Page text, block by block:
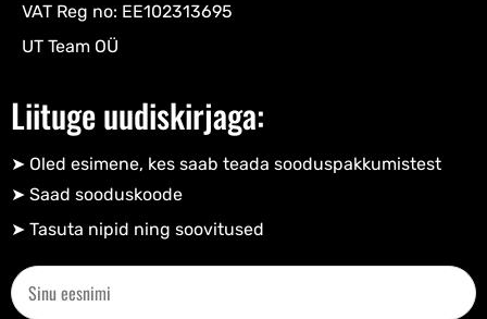
VAT Reg no: EE102313695
UT Team OÜ
Liituge uudiskirjaga:
➤ Oled esimene, kes saab teada sooduspakkumistest
➤ Saad sooduskoode​
➤ Tasuta nipid ning soovitused​